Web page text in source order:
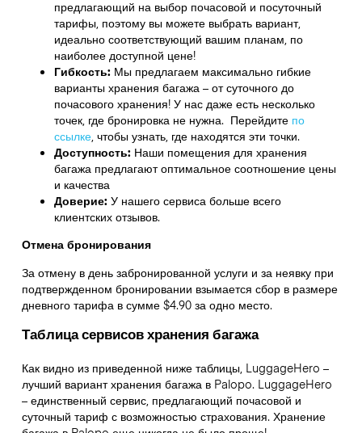
предлагающий на выбор почасовой и посуточный
тарифы, поэтому вы можете выбрать вариант,
идеально соответствующий вашим планам, по
наиболее доступной цене!
Гибкость: Мы предлагаем максимально гибкие
варианты хранения багажа – от суточного до
почасового хранения! У нас даже есть несколько
точек, где бронировка не нужна. Перейдите по
ссылке,чтобы узнать, где находятся эти точки.
Доступность: Наши помещения для хранения
багажа предлагают оптимальное соотношение цены
и качества
Доверие: У нашего сервиса больше всего
клиентских отзывов.
Отмена бронирования
За отмену в день забронированной услуги и за неявку при
подтвержденном бронировании взымается сбор в размере
дневного тарифа в сумме $4.90 за одно место.
Таблица сервисов хранения багажа
Как видно из приведенной ниже таблицы, LuggageHero –
лучший вариант хранения багажа в Palopo. LuggageHero
– единственный сервис, предлагающий почасовой и
суточный тариф с возможностью страхования. Хранение